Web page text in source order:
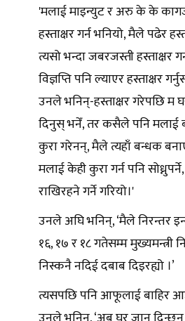
'मलाई माइन्युट र अरु के के
हस्ताक्षर गर्न भनियो, मैले पढेर
त्यसो भन्दा जबरजस्ती हस्ताक्षर
विज्ञप्ति पनि ल्याएर हस्ताक्षर
उनले भनिन्-हस्ताक्षर गरेपछि म
दिनुस् भनेँ, तर कसैले पनि मलाई
कुरा गरेनन्, मैले त्यहाँ बन्धक
मलाई केही कुरा गर्न पनि
राखिरहने गर्ने गरियो।'
उनले अघि भनिन्, ‘मैले निरन्तर
१६, १७ र १८ गतेसम्म मुख्यमन्त्री
निस्कनै नदिई दबाब दिइरह्यो ।’
त्यसपछि पनि आफूलाई बाहिर